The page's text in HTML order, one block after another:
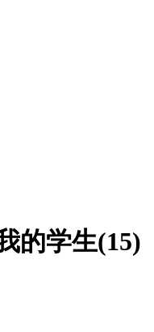
的学生(15)